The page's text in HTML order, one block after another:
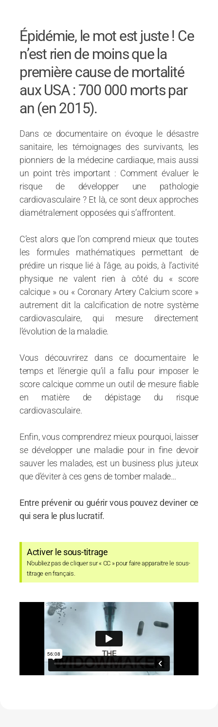
Épidémie, le mot est juste ! Ce
n’est rien de moins que la
première cause de mortalité
aux USA : 700 000 morts par
an (en 2015).
Dans ce documentaire on évoque le désastre
sanitaire, les témoignages des survivants, les
pionniers de la médecine cardiaque, mais aussi
un point très important : Comment évaluer le
risque de développer une pathologie
cardiovasculaire ? Et là, ce sont deux approches
diamétralement opposées qui s’affrontent.
C’est alors que l’on comprend mieux que toutes
les formules mathématiques permettant de
prédire un risque lié à l’âge, au poids, à l’activité
physique ne valent rien à côté du « score
calcique » ou « Coronary Artery Calcium score »
autrement dit la calcification de notre système
cardiovasculaire, qui mesure directement
l’évolution de la maladie.
Vous découvrirez dans ce documentaire le
temps et l’énergie qu’il a fallu pour imposer le
score calcique comme un outil de mesure fiable
en matière de dépistage du risque
cardiovasculaire.
Enfin, vous comprendrez mieux pourquoi, laisser
se développer une maladie pour in fine devoir
sauver les malades, est un business plus juteux
que d’éviter à ces gens de tomber malade…
Entre prévenir ou guérir vous pouvez deviner ce
qui sera le plus lucratif.
Activer le sous-titrage
N’oubliez pas de cliquer sur « CC » pour faire apparaitre le sous-
titrage en français.